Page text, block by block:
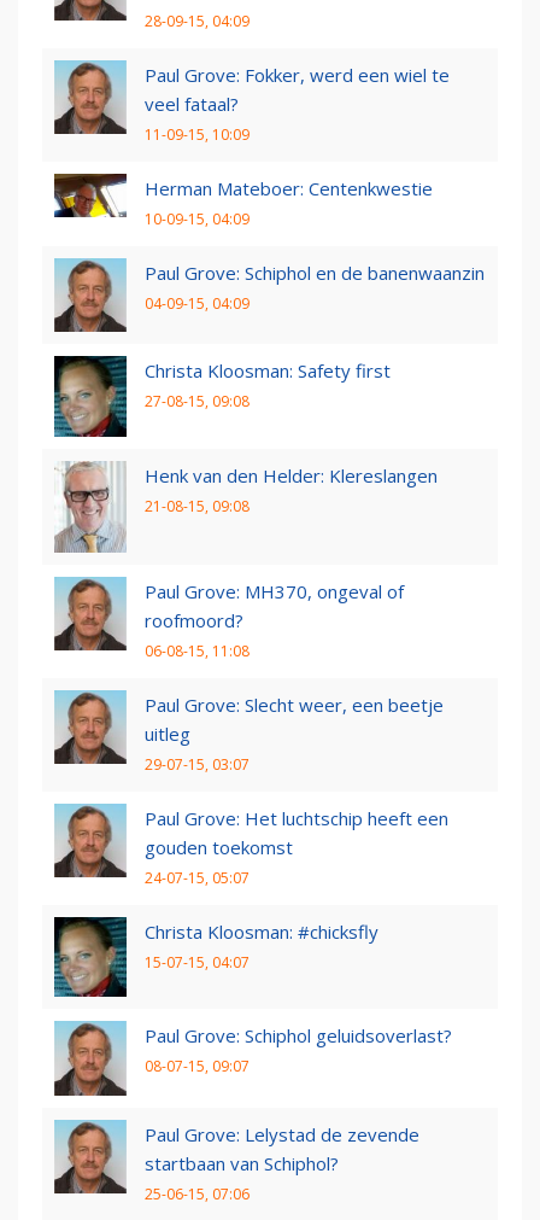
28-09-15, 04:09
Paul Grove: Fokker, werd een wiel te
veel fataal?
11-09-15, 10:09
Herman Mateboer: Centenkwestie
10-09-15, 04:09
Paul Grove: Schiphol en de banenwaanzin
04-09-15, 04:09
Christa Kloosman: Safety first
27-08-15, 09:08
Henk van den Helder: Klereslangen
21-08-15, 09:08
Paul Grove: MH370, ongeval of
roofmoord?
06-08-15, 11:08
Paul Grove: Slecht weer, een beetje
uitleg
29-07-15, 03:07
Paul Grove: Het luchtschip heeft een
gouden toekomst
24-07-15, 05:07
Christa Kloosman: #chicksfly
15-07-15, 04:07
Paul Grove: Schiphol geluidsoverlast?
08-07-15, 09:07
Paul Grove: Lelystad de zevende
startbaan van Schiphol?
25-06-15, 07:06